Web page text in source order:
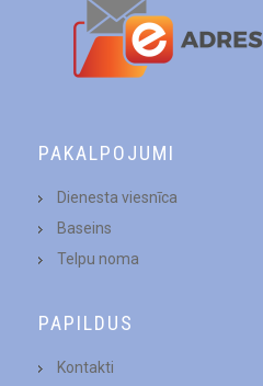
PAKALPOJUMI
Dienesta viesnīca
Baseins
Telpu noma
PAPILDUS
Kontakti